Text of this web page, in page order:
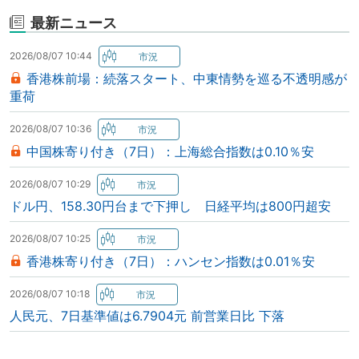
最新ニュース
2026/08/07 10:44
香港株前場：続落スタート、中東情勢を巡る不透明感が
重荷
2026/08/07 10:36
中国株寄り付き（7日）：上海総合指数は0.10％安
2026/08/07 10:29
ドル円、158.30円台まで下押し 日経平均は800円超安
2026/08/07 10:25
香港株寄り付き（7日）：ハンセン指数は0.01％安
2026/08/07 10:18
人民元、7日基準値は6.7904元 前営業日比 下落